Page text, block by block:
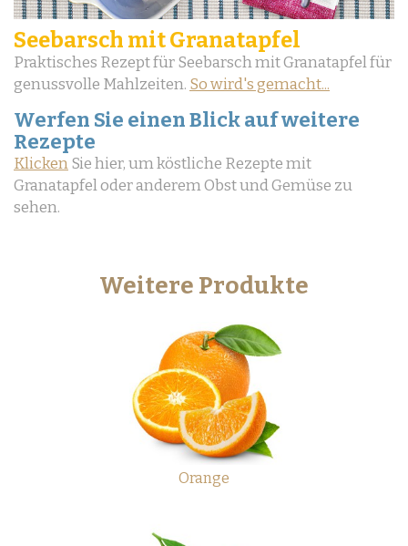
Seebarsch mit Granatapfel
Praktisches Rezept für Seebarsch mit Granatapfel für
genussvolle Mahlzeiten. So wird's gemacht...
Werfen Sie einen Blick auf weitere
Rezepte
KlickenSie hier, um köstliche Rezepte mit
Granatapfel oder anderem Obst und Gemüse zu
sehen.
Weitere Produkte
Orange